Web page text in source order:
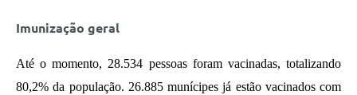
Imunização geral
Até o momento, 28.534 pessoas foram vacinadas, totalizando
80,2% da população. 26.885 munícipes já estão vacinados com